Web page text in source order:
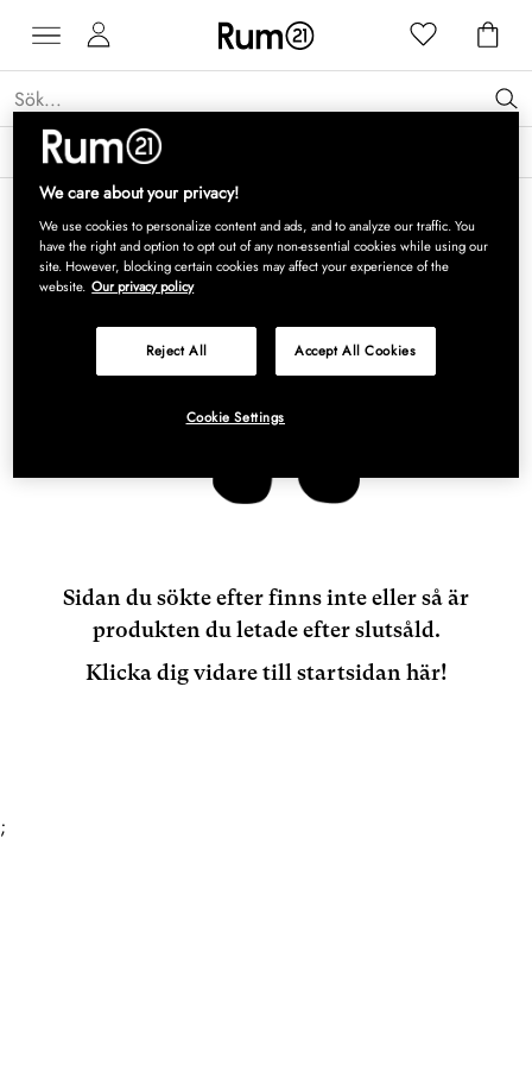
Få 15 % rabatt på Grythyttan Stålmöbler* →
Sidan du sökte efter finns inte eller så är
produkten du letade efter slutsåld.
Klicka dig vidare till startsidan här!
;
We care about your privacy!
We use cookies to personalize content and ads, and to analyze our traffic. You
have the right and option to opt out of any non-essential cookies while using our
site. However, blocking certain cookies may affect your experience of the
website. Our privacy policy
Reject All Accept All Cookies
Cookie Settings